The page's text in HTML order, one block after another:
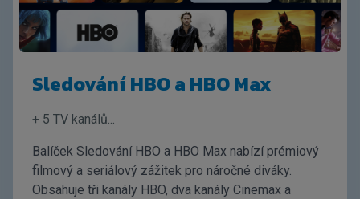
Sledování HBO a HBO Max
+ 5 TV kanálů...
Balíček Sledování HBO a HBO Max nabízí prémiový
filmový a seriálový zážitek pro náročné diváky.
Obsahuje tři kanály HBO, dva kanály Cinemax a